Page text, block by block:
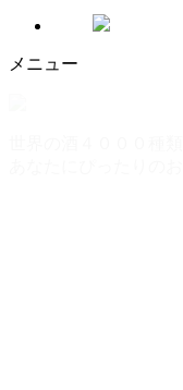
メニュー